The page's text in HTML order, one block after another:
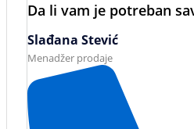
Da li vam je potreban
Slađana Stević
Menadžer prodaje